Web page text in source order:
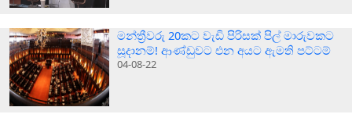
මන්ත්‍රීවරු 20කට වැඩි පිරිසක් පිල් මාරුවකට
සූදානම්! ආණ්ඩුවට එන අයට ඇමති පට්ටම්
04-08-22